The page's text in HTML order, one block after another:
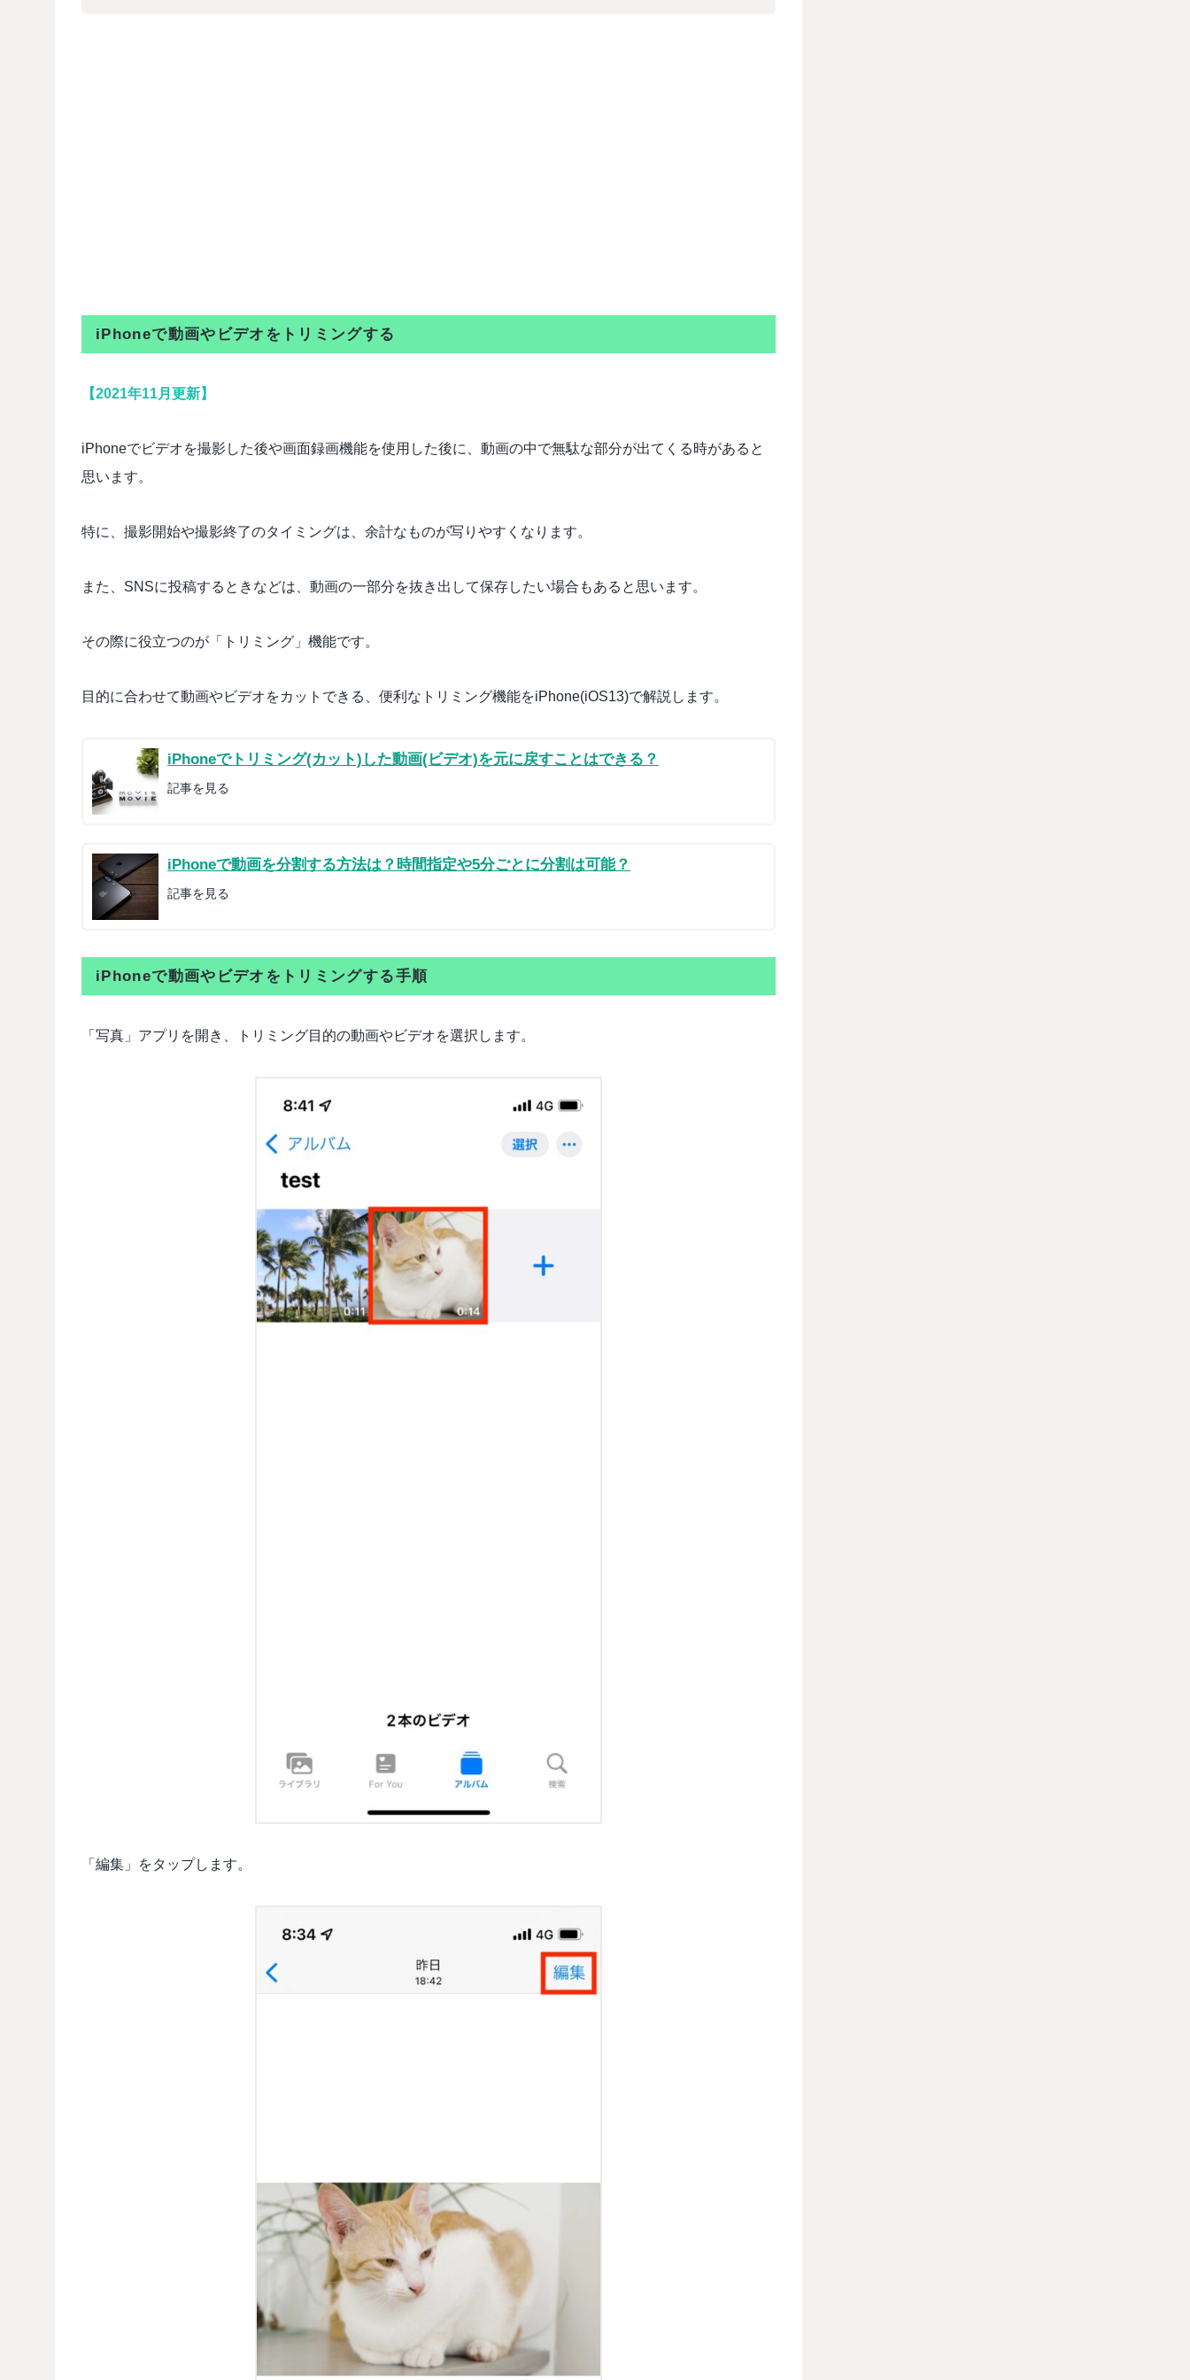
iPhoneで動画やビデオをトリミングする
【2021年11月更新】
iPhoneでビデオを撮影した後や画面録画機能を使用した後に、動画の中で無駄な部分が出てくる時があると
思います。
特に、撮影開始や撮影終了のタイミングは、余計なものが写りやすくなります。
また、SNSに投稿するときなどは、動画の一部分を抜き出して保存したい場合もあると思います。
その際に役立つのが「トリミング」機能です。
目的に合わせて動画やビデオをカットできる、便利なトリミング機能をiPhone(iOS13)で解説します。
iPhoneでトリミング(カット)した動画(ビデオ)を元に戻すことはできる？
記事を見る
iPhoneで動画を分割する方法は？時間指定や5分ごとに分割は可能？
記事を見る
iPhoneで動画やビデオをトリミングする手順
「写真」アプリを開き、トリミング目的の動画やビデオを選択します。
「編集」をタップします。